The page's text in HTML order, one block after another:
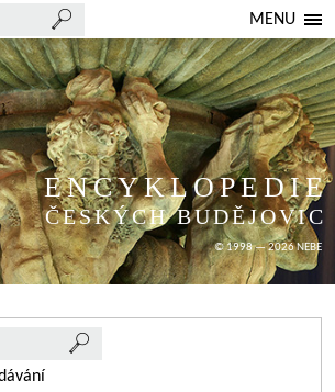
MENU
ENCYKLOPEDIE
ČESKÝCH BUDĚJOVIC
© 1998 — 2026 NEBE